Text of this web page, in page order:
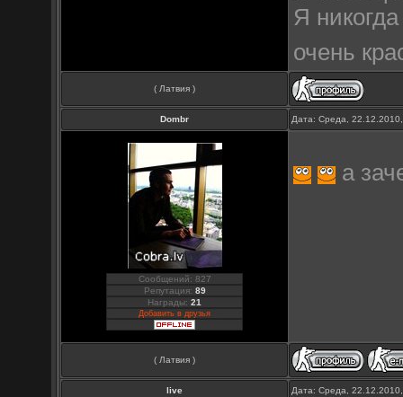
Я
очень
( Латвия )
Dombr Дата: Среда,
Сообщений: 827
Репутация: 89
Награды:21
Добавить в друзья
а
( Латвия )
live Дата: Среда,